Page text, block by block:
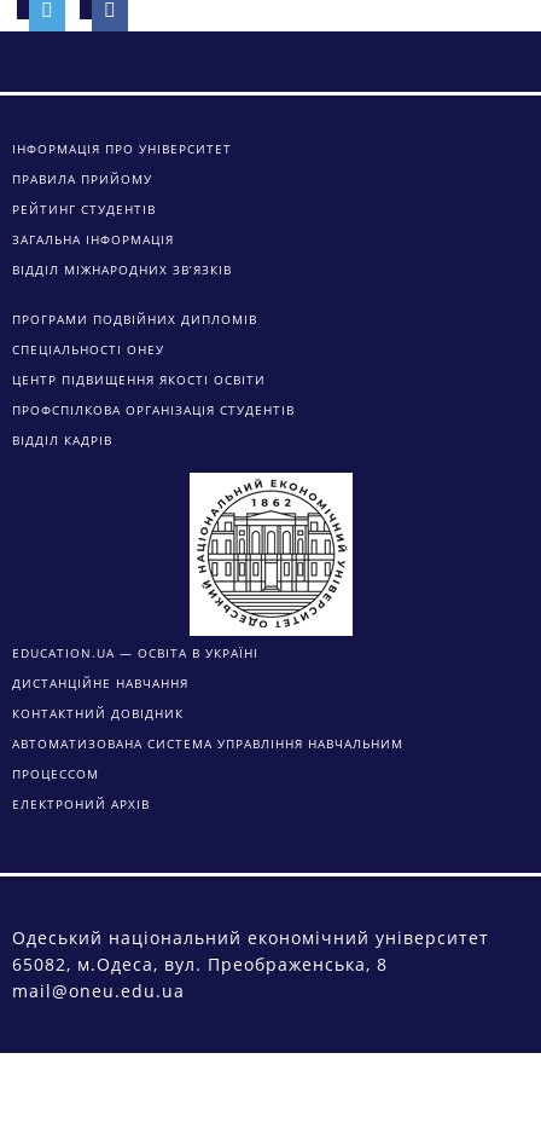
ІНФОРМАЦІЯ ПРО УНІВЕРСИТЕТ
ПРАВИЛА ПРИЙОМУ
РЕЙТИНГ СТУДЕНТІВ
ЗАГАЛЬНА ІНФОРМАЦІЯ
ВІДДІЛ МІЖНАРОДНИХ ЗВ’ЯЗКІВ
ПРОГРАМИ ПОДВІЙНИХ ДИПЛОМІВ
СПЕЦІАЛЬНОСТІ ОНЕУ
ЦЕНТР ПІДВИЩЕННЯ ЯКОСТІ ОСВІТИ
ПРОФСПІЛКОВА ОРГАНІЗАЦІЯ СТУДЕНТІВ
ВІДДІЛ КАДРІВ
EDUCATION.UA — ОСВІТА В УКРАЇНІ
ДИСТАНЦІЙНЕ НАВЧАННЯ
КОНТАКТНИЙ ДОВІДНИК
АВТОМАТИЗОВАНА СИСТЕМА УПРАВЛІННЯ НАВЧАЛЬНИМ
ПРОЦЕССОМ
ЕЛЕКТРОНИЙ АРХІВ
Одеський національний економічний університет
65082, м.Одеса, вул. Преображенська, 8
mail@oneu.edu.ua